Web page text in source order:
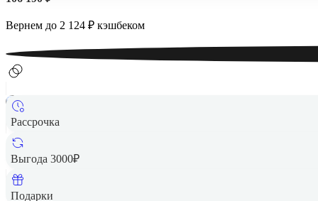
Вернем до 2 124 ₽ кэшбеком
Рассрочка
Выгода 3000₽
Подарки